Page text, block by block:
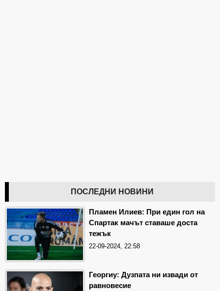
ПОСЛЕДНИ НОВИНИ
Пламен Илиев: При един гол на
Спартак мачът ставаше доста
тежък
22-09-2024, 22:58
Георгиу: Дузпата ни извади от
равновесие